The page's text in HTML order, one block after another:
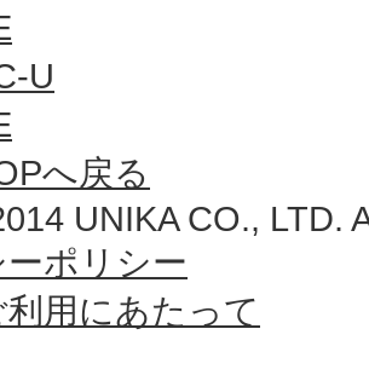
U
へ戻る
UNIKA CO., LTD.
ポリシー
用にあたって